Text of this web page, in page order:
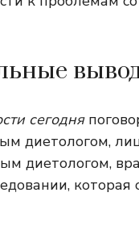
сегодня
диетологом,
диетологом,